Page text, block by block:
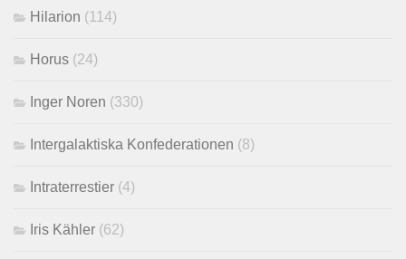
Hilarion (114)
Horus (24)
Inger Noren (330)
Intergalaktiska Konfederationen (8)
Intraterrestier (4)
Iris Kähler (62)